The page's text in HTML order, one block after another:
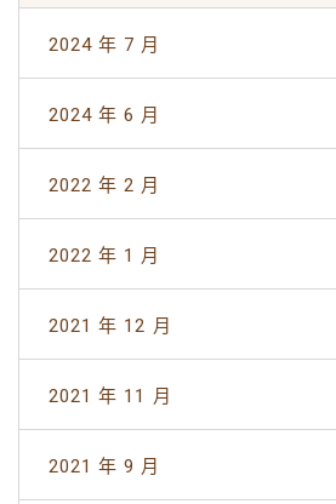
2024 年 7 月
2024 年 6 月
2022 年 2 月
2022 年 1 月
2021 年 12 月
2021 年 11 月
2021 年 9 月